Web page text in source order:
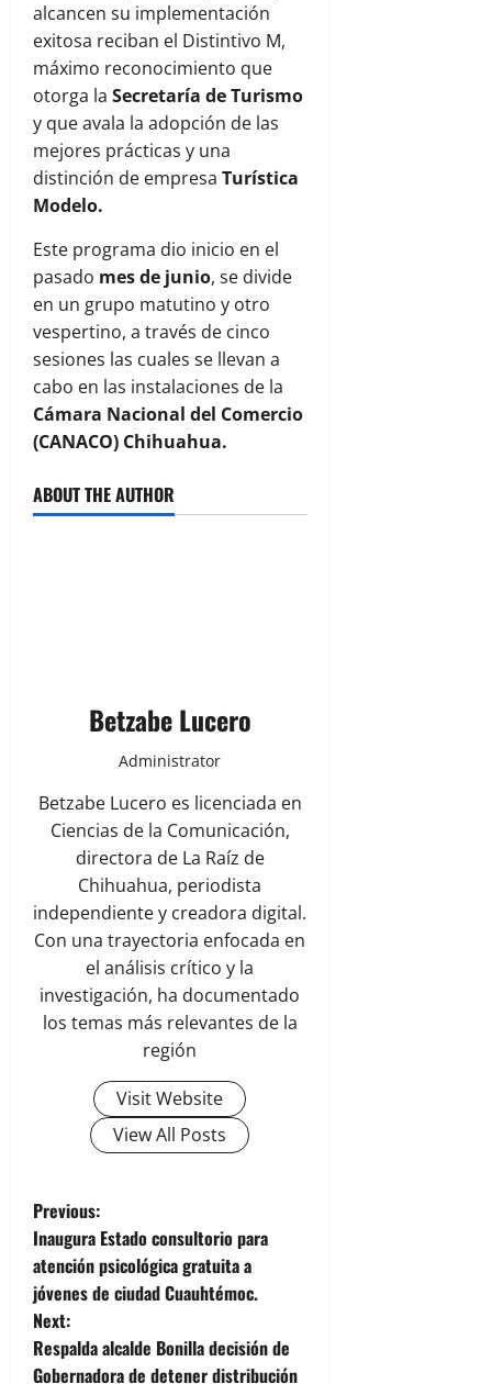
alcancen su implementación
exitosa reciban el Distintivo M,
máximo reconocimiento que
otorga la Secretaría de Turismo
y que avala la adopción de las
mejores prácticas y una
distinción de empresa Turística
Modelo.
Este programa dio inicio en el
pasado mes de junio, se divide
en un grupo matutino y otro
vespertino, a través de cinco
sesiones las cuales se llevan a
cabo en las instalaciones de la
Cámara Nacional del Comercio
(CANACO) Chihuahua.
ABOUT THE AUTHOR
Betzabe Lucero
Administrator
Betzabe Lucero es licenciada en
Ciencias de la Comunicación,
directora de La Raíz de
Chihuahua, periodista
independiente y creadora digital.
Con una trayectoria enfocada en
el análisis crítico y la
investigación, ha documentado
los temas más relevantes de la
región
Visit Website
View All Posts
P
o
s
t
Previous:
Inaugura Estado consultorio para
atención psicológica gratuita a
jóvenes de ciudad Cuauhtémoc.
Next:
Respalda alcalde Bonilla decisión de
Gobernadora de detener distribución